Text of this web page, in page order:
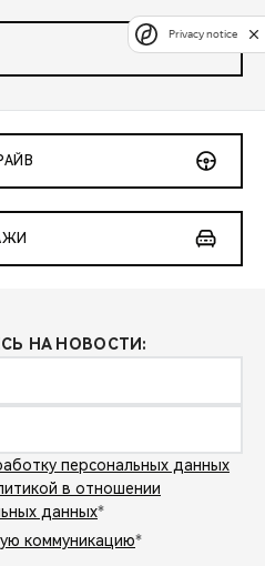
НА НОВОСТИ:
персональных данных
в отношении
данных*
коммуникацию*
Privacy notice